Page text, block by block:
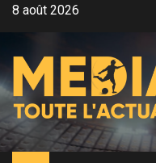
Aller8 août 2026